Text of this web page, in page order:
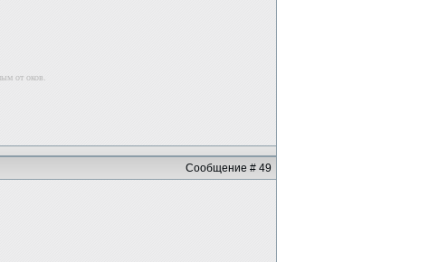
от оков.
Сообщение # 49